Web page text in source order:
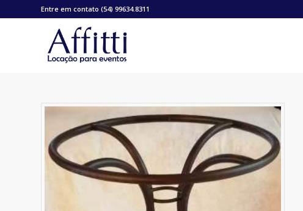
Entre em contato (54) 99634.8311